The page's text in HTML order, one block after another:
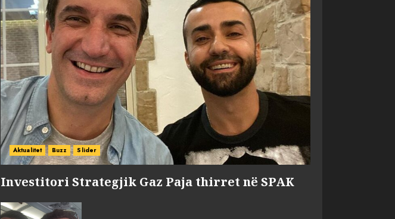
Aktualitet Buzz Slider
Investitori Strategjik Gaz Paja thirret në SPAK